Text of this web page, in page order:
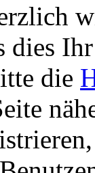
dies
die